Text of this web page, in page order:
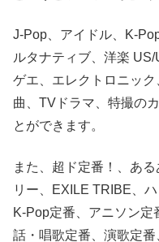
J-Pop、アイドル、K-
ルタナティブ、洋楽
ゲエ、エレクトロニッ
曲、TVドラマ、特撮の
とができます。
また、超ド定番！、あ
リー、EXILE TRIBE、
K-Pop定番、アニソン
話・唱歌定番、演歌定